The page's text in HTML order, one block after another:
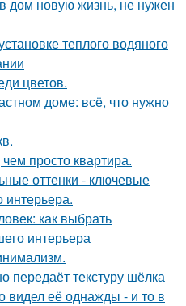
дом новую жизнь, не нужен
теплого водяного
цветов.
доме: всё, что нужно
просто квартира.
оттенки - ключевые
интерьера.
как выбрать
интерьера
передаёт текстуру шёлка
видел её однажды - и то в